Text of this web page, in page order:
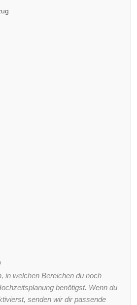
in welchen Bereichen du noch
benötigst. Wenn du
senden wir dir passende